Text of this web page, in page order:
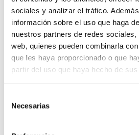
sociales y analizar el tráfico.
información sobre el uso que haga
nuestros partners de redes
web, quienes pueden combinarla
que les haya proporcionado o que
partir del uso que haya hecho de sus
Necesarias
Importante: Haz esto
plataforma.
También recibirás un email
compra. Revisa tu bandeja de
lo ves, comprueba la
ACCESO A LA